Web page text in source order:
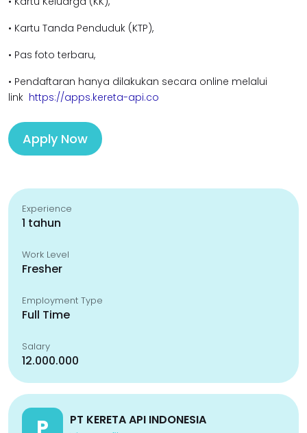
• Kartu Tanda Penduduk (KTP),
• Pas foto terbaru,
• Pendaftaran hanya dilakukan secara online melalui
link https://apps.kereta-api.co
Apply Now
Experience
1 tahun
Work Level
Fresher
Employment Type
Full Time
Salary
12.000.000
PT KERETA API INDONESIA